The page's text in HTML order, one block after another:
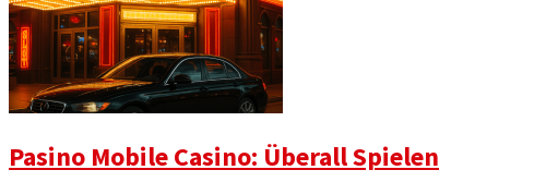
Pasino Mobile Casino: Überall Spielen